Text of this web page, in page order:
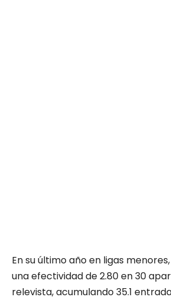
En su último año en ligas
una efectividad de 2.80 en 30
relevista, acumulando 35.1